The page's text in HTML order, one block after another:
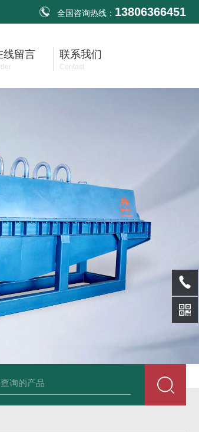
全国咨询热线： 13806366451
线留言 联系我们
Contact
机 sl-d镀铝膜分离清洗机 SL-wl转鼓式纸浆浓缩